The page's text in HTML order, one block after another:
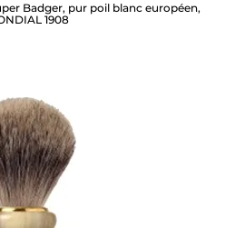
Badger, pur poil blanc européen,
1908